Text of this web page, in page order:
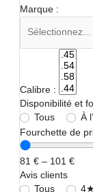
Marque :
Calibre :
Disponibilité et
Tous
À
Fourchette de
81 € – 101 €
Avis clients
Tous